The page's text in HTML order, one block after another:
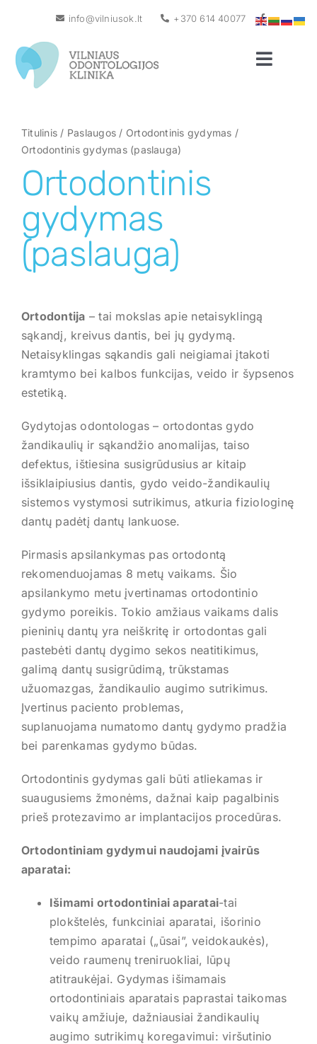
content
info@vilniusok.lt +370 614 40077
Toggle
Pagrindinis
Naujienos
Gydytojai
Paslaugos
Kainos
Kontaktai
REGISTRUOTIS
Titulinis / Paslaugos / Ortodontinis gydymas /
Ortodontinis gydymas (paslauga)
Ortodontinis
gydymas
(paslauga)
Ortodontija – tai mokslas apie netaisyklingą
sąkandį, kreivus dantis, bei jų gydymą.
Netaisyklingas sąkandis gali neigiamai įtakoti
kramtymo bei kalbos funkcijas, veido ir šypsenos
estetiką.
Gydytojas odontologas – ortodontas gydo
žandikaulių ir sąkandžio anomalijas, taiso
defektus, ištiesina susigrūdusius ar kitaip
išsiklaipiusius dantis, gydo veido-žandikaulių
sistemos vystymosi sutrikimus, atkuria fiziologinę
dantų padėtį dantų lankuose.
Pirmasis apsilankymas pas ortodontą
rekomenduojamas 8 metų vaikams. Šio
apsilankymo metu įvertinamas ortodontinio
gydymo poreikis. Tokio amžiaus vaikams dalis
pieninių dantų yra neiškritę ir ortodontas gali
pastebėti dantų dygimo sekos neatitikimus,
galimą dantų susigrūdimą, trūkstamas
užuomazgas, žandikaulio augimo sutrikimus.
Įvertinus paciento problemas,
suplanuojama numatomo dantų gydymo pradžia
bei parenkamas gydymo būdas.
Ortodontinis gydymas gali būti atliekamas ir
suaugusiems žmonėms, dažnai kaip pagalbinis
prieš protezavimo ar implantacijos procedūras.
Ortodontiniam gydymui naudojami įvairūs
aparatai:
Išimami ortodontiniai aparatai-tai
plokštelės, funkciniai aparatai, išorinio
tempimo aparatai („ūsai”, veidokaukės),
veido raumenų treniruokliai, lūpų
atitraukėjai. Gydymas išimamais
ortodontiniais aparatais paprastai taikomas
vaikų amžiuje, dažniausiai žandikaulių
augimo sutrikimų koregavimui: viršutinio